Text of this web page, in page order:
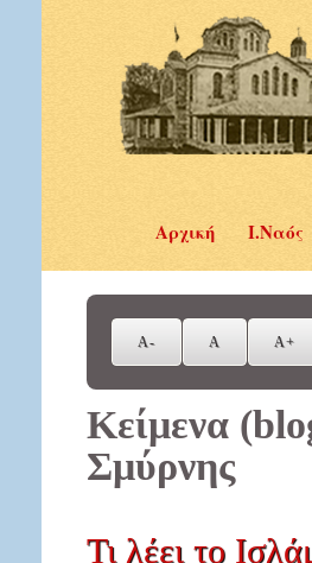
Αρχική Ι.Ναός
Κείμενα
Σμύρνης
Τι λέει το